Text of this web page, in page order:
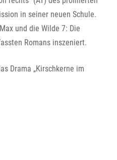
in seiner neuen Schule.
und die Wilde 7: Die
Romans inszeniert.
Drama „Kirschkerne im